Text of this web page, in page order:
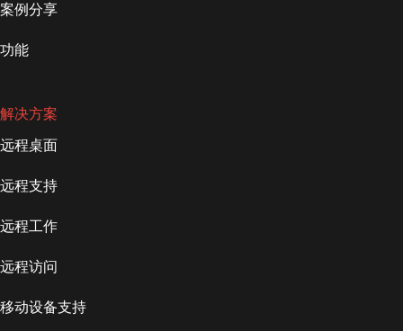
案例分享
功能
解决方案
远程桌面
远程支持
远程工作
远程访问
移动设备支持